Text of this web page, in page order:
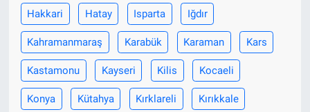
Hakkari Hatay Isparta Iğdır
Kahramanmaraş Karabük Karaman Kars
Kastamonu Kayseri Kilis Kocaeli
Konya Kütahya Kırklareli Kırıkkale